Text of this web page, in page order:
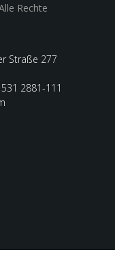
Rechte
Straße 277
2881-111